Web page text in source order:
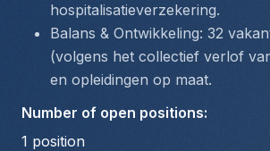
hospitalisatieverzekering.
Balans & Ontwikkeling: 32
(volgens het collectief verlof
en opleidingen op maat.
Number of open positions:
1 position